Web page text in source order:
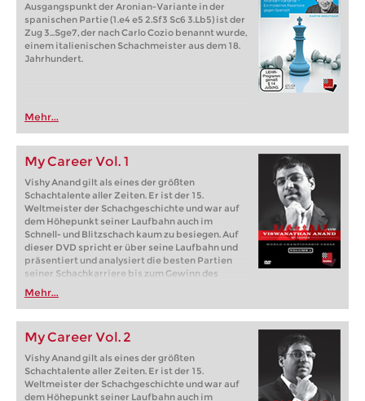
Ausgangspunkt der Aronian-Variante in der
spanischen Partie (1.e4 e5 2.Sf3 Sc6 3.Lb5) ist der
Zug 3...Sge7, der nach Carlo Cozio benannt wurde,
einem italienischen Schachmeister aus dem 18.
Jahrhundert.
Mehr...
My Career Vol. 1
Vishy Anand gilt als eines der größten
Schachtalente aller Zeiten. Er ist der 15.
Weltmeister der Schachgeschichte und war auf
dem Höhepunkt seiner Laufbahn auch im
Schnell- und Blitzschach kaum zu besiegen. Auf
dieser DVD spricht er über seine Laufbahn und
präsentiert und analysiert die besten Partien
seiner Schachkarriere bis zum Gewinn des
Mehr...
My Career Vol. 2
Vishy Anand gilt als eines der größten
Schachtalente aller Zeiten. Er ist der 15.
Weltmeister der Schachgeschichte und war auf
dem Höhepunkt seiner Laufbahn auch im